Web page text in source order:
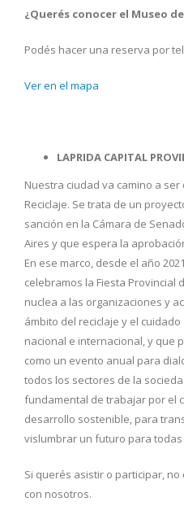
¿Querés conocer el Museo
Podés hacer una reserva por
Ver en el mapa
LAPRIDA CAPITAL
Nuestra ciudad va camino a
Reciclaje. Se trata de un
sanción en la Cámara de
Aires y que espera la
En ese marco, desde el año
celebramos la Fiesta Provincial
nuclea a las organizaciones y
ámbito del reciclaje y el cuidado
nacional e internacional, y que
como un evento anual para
todos los sectores de la
fundamental de trabajar por el
desarrollo sostenible, para
vislumbrar un futuro para todas
Si querés asistir o participar,
con nosotros.